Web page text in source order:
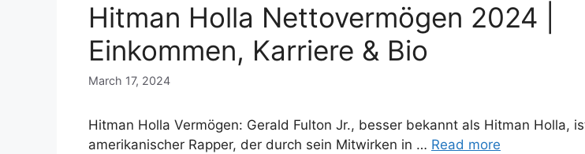
Hitman Holla Nettovermögen 2024 |
Einkommen, Karriere & Bio
March 17, 2024
Hitman Holla Vermögen: Gerald Fulton Jr., besser bekannt als Hitman Holla,
amerikanischer Rapper, der durch sein Mitwirken in … Read more